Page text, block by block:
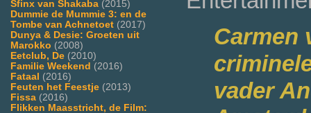
Sfinx van Shakaba (2015)
Dummie de Mummie 3: en de
Tombe van Achnetoet (2017)
Dunya & Desie: Groeten uit
Marokko (2008)
Eetclub, De (2010)
Familie Weekend (2016)
Fataal (2016)
Feuten het Feestje (2013)
Fissa (2016)
Flikken Maasstricht, de Film:
Carmen
vader